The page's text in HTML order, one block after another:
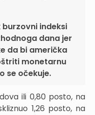
burzovni indeksi
dana jer
da bi američka
monetarnu
se očekuje.
ili 0,80 posto, na
1,26 posto, na